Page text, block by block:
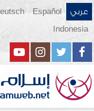
عربي Español
Indonesia